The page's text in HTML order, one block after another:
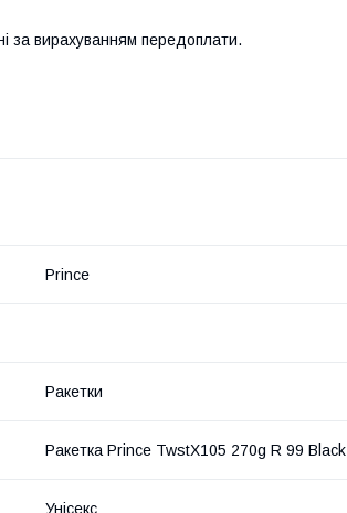
за вирахуванням передоплати.
Prince
Ракетки
Ракетка Prince TwstX105 270g R 99 Black
Унісекс